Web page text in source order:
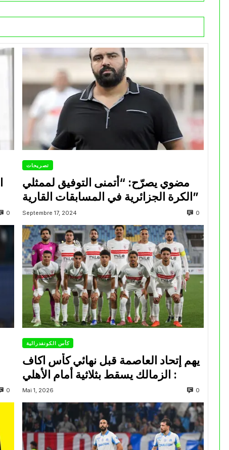
0
تصريحات
مضوي يصرّح: “أتمنى التوفيق لممثلي
الكرة الجزائرية في المسابقات القارية”
Septembre 17, 2024 0
0
كأس الكونفدرالية
يهم إتحاد العاصمة قبل نهائي كأس اكاف
Mai 1, 2026 0